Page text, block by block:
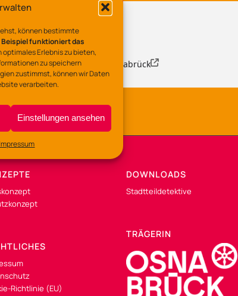
können bestimmte
funktioniert das
optimales Erlebnis zu bieten,
zu speichern
zustimmst, können wir Daten
verarbeiten.
Einstellungen ansehen
Impressum
Ort
Nackte Mühle
Östringer Weg 18, 49090 Osnabrück
Richtlinie (EU)
DOWNLOADS
Stadtteildetektive
TRÄGERIN